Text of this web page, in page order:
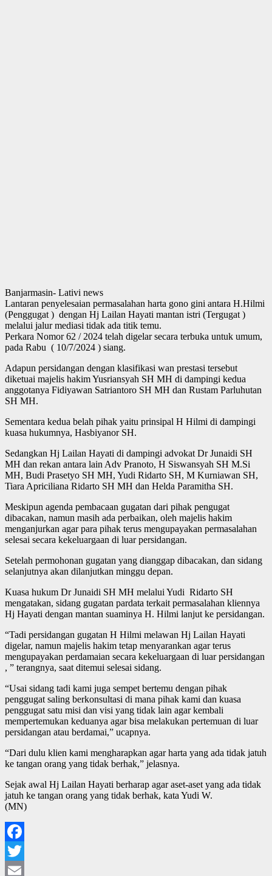
Banjarmasin- Lativi news
Lantaran penyelesaian permasalahan harta gono gini antara H.Hilmi
(Penggugat ) dengan Hj Lailan Hayati mantan istri (Tergugat )
melalui jalur mediasi tidak ada titik temu.
Perkara Nomor 62 / 2024 telah digelar secara terbuka untuk umum,
pada Rabu ( 10/7/2024 ) siang.
Adapun persidangan dengan klasifikasi wan prestasi tersebut
diketuai majelis hakim Yusriansyah SH MH di dampingi kedua
anggotanya Fidiyawan Satriantoro SH MH dan Rustam Parluhutan
SH MH.
Sementara kedua belah pihak yaitu prinsipal H Hilmi di dampingi
kuasa hukumnya, Hasbiyanor SH.
Sedangkan Hj Lailan Hayati di dampingi advokat Dr Junaidi SH
MH dan rekan antara lain Adv Pranoto, H Siswansyah SH M.Si
MH, Budi Prasetyo SH MH, Yudi Ridarto SH, M Kurniawan SH,
Tiara Apriciliana Ridarto SH MH dan Helda Paramitha SH.
Meskipun agenda pembacaan gugatan dari pihak pengugat
dibacakan, namun masih ada perbaikan, oleh majelis hakim
menganjurkan agar para pihak terus mengupayakan permasalahan
selesai secara kekeluargaan di luar persidangan.
Setelah permohonan gugatan yang dianggap dibacakan, dan sidang
selanjutnya akan dilanjutkan minggu depan.
Kuasa hukum Dr Junaidi SH MH melalui Yudi Ridarto SH
mengatakan, sidang gugatan pardata terkait permasalahan kliennya
Hj Hayati dengan mantan suaminya H. Hilmi lanjut ke persidangan.
“Tadi persidangan gugatan H Hilmi melawan Hj Lailan Hayati
digelar, namun majelis hakim tetap menyarankan agar terus
mengupayakan perdamaian secara kekeluargaan di luar persidangan
, ” terangnya, saat ditemui selesai sidang.
“Usai sidang tadi kami juga sempet bertemu dengan pihak
penggugat saling berkonsultasi di mana pihak kami dan kuasa
penggugat satu misi dan visi yang tidak lain agar kembali
mempertemukan keduanya agar bisa melakukan pertemuan di luar
persidangan atau berdamai,” ucapnya.
“Dari dulu klien kami mengharapkan agar harta yang ada tidak jatuh
ke tangan orang yang tidak berhak,” jelasnya.
Sejak awal Hj Lailan Hayati berharap agar aset-aset yang ada tidak
jatuh ke tangan orang yang tidak berhak, kata Yudi W.
(MN)
Facebook
Twitter